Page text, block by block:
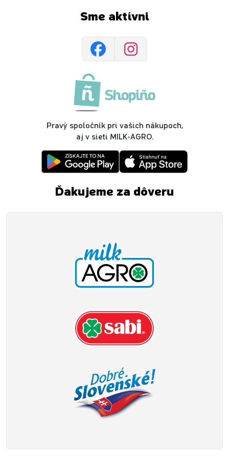
Sme aktívni
Pravý spoločník pri vašich nákupoch,
aj v sieti MILK-AGRO.
Ďakujeme za dôveru